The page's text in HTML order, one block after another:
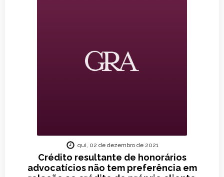
Crédito resultante de honorários
advocatícios não tem preferência em
qui, 02 de dezembro de 2021